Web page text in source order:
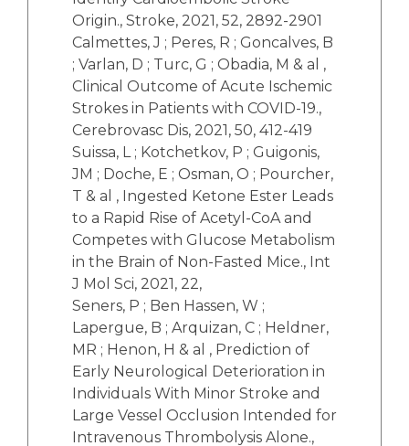
Origin., Stroke, 2021, 52, 2892-2901
Calmettes, J ; Peres, R ; Goncalves, B
; Varlan, D ; Turc, G ; Obadia, M & al ,
Clinical Outcome of Acute Ischemic
Strokes in Patients with COVID-19.,
Cerebrovasc Dis, 2021, 50, 412-419
Suissa, L ; Kotchetkov, P ; Guigonis,
JM ; Doche, E ; Osman, O ; Pourcher,
T & al , Ingested Ketone Ester Leads
to a Rapid Rise of Acetyl-CoA and
Competes with Glucose Metabolism
in the Brain of Non-Fasted Mice., Int
J Mol Sci, 2021, 22,
Seners, P ; Ben Hassen, W ;
Lapergue, B ; Arquizan, C ; Heldner,
MR ; Henon, H & al , Prediction of
Early Neurological Deterioration in
Individuals With Minor Stroke and
Large Vessel Occlusion Intended for
Intravenous Thrombolysis Alone.,